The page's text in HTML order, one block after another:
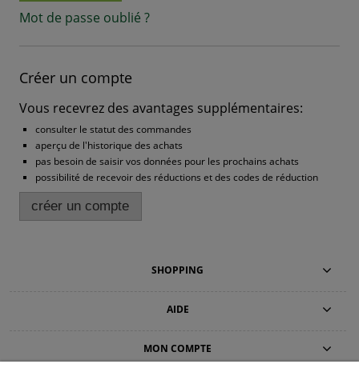
Mot de passe oublié ?
Créer un compte
Vous recevrez des avantages supplémentaires:
consulter le statut des commandes
aperçu de l'historique des achats
pas besoin de saisir vos données pour les prochains achats
possibilité de recevoir des réductions et des codes de réduction
créer un compte
SHOPPING
AIDE
MON COMPTE